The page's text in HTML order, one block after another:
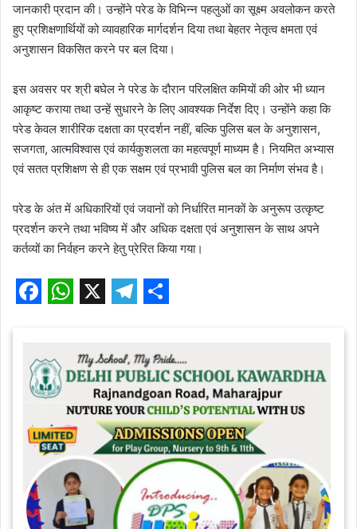
जानकारी प्रदान की। उन्होंने परेड के विभिन्न पहलुओं का सूक्ष्म अवलोकन करते
हुए प्रशिक्षणार्थियों को व्यावहारिक मार्गदर्शन दिया तथा बेहतर नेतृत्व क्षमता एवं
अनुशासन विकसित करने पर बल दिया।
इस अवसर पर श्री बघेल ने परेड के दौरान परिलक्षित कमियों की ओर भी ध्यान
आकृष्ट कराया तथा उन्हें सुधारने के लिए आवश्यक निर्देश दिए। उन्होंने कहा कि
परेड केवल शारीरिक दक्षता का प्रदर्शन नहीं, बल्कि पुलिस बल के अनुशासन,
सजगता, आत्मविश्वास एवं कार्यकुशलता का महत्वपूर्ण माध्यम है। नियमित अभ्यास
एवं सतत प्रशिक्षण से ही एक सक्षम एवं प्रभावी पुलिस बल का निर्माण संभव है।
परेड के अंत में अधिकारियों एवं जवानों को निर्धारित मानकों के अनुरूप उत्कृष्ट
प्रदर्शन करने तथा भविष्य में और अधिक दक्षता एवं अनुशासन के साथ अपने
कर्तव्यों का निर्वहन करने हेतु प्रेरित किया गया।
c
e
b
o
k
a
t
s
A
p
p
l
e
g
r
a
m
a
r
e